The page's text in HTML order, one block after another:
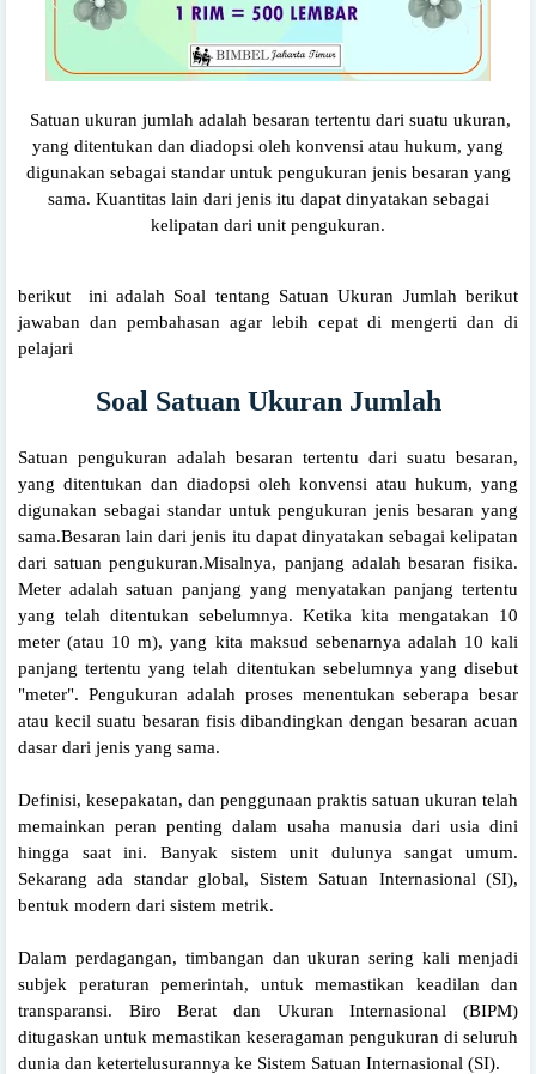
Satuan ukuran jumlah adalah besaran tertentu dari suatu ukuran,
yang ditentukan dan diadopsi oleh konvensi atau hukum, yang
digunakan sebagai standar untuk pengukuran jenis besaran yang
sama. Kuantitas lain dari jenis itu dapat dinyatakan sebagai
kelipatan dari unit pengukuran.
berikut ini adalah Soal tentang Satuan Ukuran Jumlah berikut
jawaban dan pembahasan agar lebih cepat di mengerti dan di
pelajari
Soal Satuan Ukuran Jumlah
Satuan pengukuran adalah besaran tertentu dari suatu besaran,
yang ditentukan dan diadopsi oleh konvensi atau hukum, yang
digunakan sebagai standar untuk pengukuran jenis besaran yang
sama.Besaran lain dari jenis itu dapat dinyatakan sebagai kelipatan
dari satuan pengukuran.Misalnya, panjang adalah besaran fisika.
Meter adalah satuan panjang yang menyatakan panjang tertentu
yang telah ditentukan sebelumnya. Ketika kita mengatakan 10
meter (atau 10 m), yang kita maksud sebenarnya adalah 10 kali
panjang tertentu yang telah ditentukan sebelumnya yang disebut
"meter". Pengukuran adalah proses menentukan seberapa besar
atau kecil suatu besaran fisis dibandingkan dengan besaran acuan
dasar dari jenis yang sama.
Definisi, kesepakatan, dan penggunaan praktis satuan ukuran telah
memainkan peran penting dalam usaha manusia dari usia dini
hingga saat ini. Banyak sistem unit dulunya sangat umum.
Sekarang ada standar global, Sistem Satuan Internasional (SI),
bentuk modern dari sistem metrik.
Dalam perdagangan, timbangan dan ukuran sering kali menjadi
subjek peraturan pemerintah, untuk memastikan keadilan dan
transparansi. Biro Berat dan Ukuran Internasional (BIPM)
ditugaskan untuk memastikan keseragaman pengukuran di seluruh
dunia dan ketertelusurannya ke Sistem Satuan Internasional (SI).